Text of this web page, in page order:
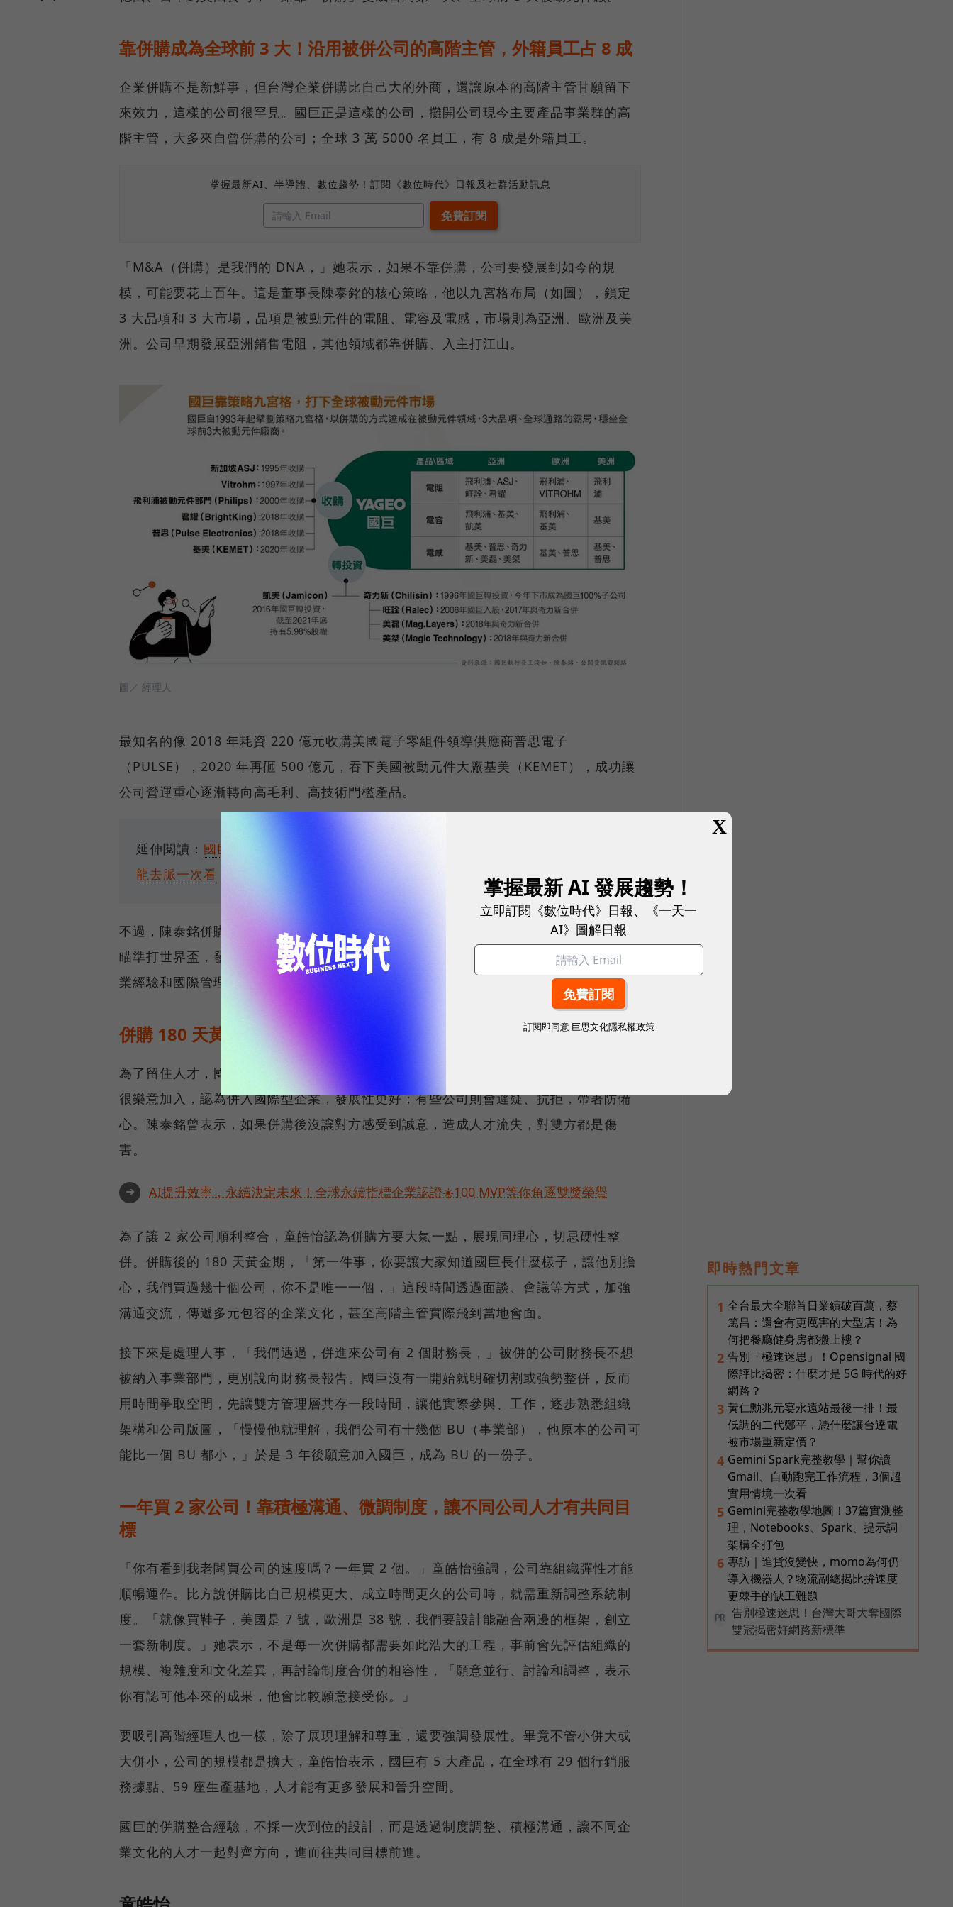
靠併購成為全球前 3 大！沿用被併公司的高階主管，外籍員工占 8 成
企業併購不是新鮮事，但台灣企業併購比自己大的外商，還讓原本的高階主管甘願留下
來效力，這樣的公司很罕見。國巨正是這樣的公司，攤開公司現今主要產品事業群的高
階主管，大多來自曾併購的公司；全球 3 萬 5000 名員工，有 8 成是外籍員工。
掌握最新AI、半導體、數位趨勢！訂閱《數位時代》日報及社群活動訊息
「M&A（併購）是我們的 DNA，」她表示，如果不靠併購，公司要發展到如今的規
模，可能要花上百年。這是董事長陳泰銘的核心策略，他以九宮格布局（如圖），鎖定
3 大品項和 3 大市場，品項是被動元件的電阻、電容及電感，市場則為亞洲、歐洲及美
洲。公司早期發展亞洲銷售電阻，其他領域都靠併購、入主打江山。
圖／ 經理人
最知名的像 2018 年耗資 220 億元收購美國電子零組件領導供應商普思電子
（PULSE），2020 年再砸 500 億元，吞下美國被動元件大廠基美（KEMET），成功讓
公司營運重心逐漸轉向高毛利、高技術門檻產品。
延伸閱讀： 國巨收購日廠芝浦遭半路搶親！董座陳泰銘喊話「關鍵技術留日」，來
龍去脈一次看
不過，陳泰銘併購不只看市場、技術和產品，還包含高階經理人才。這是因為，當公司
瞄準打世界盃，發展成全球企業，與其從本土慢慢培養人才，透過併購更快納入具備產
業經驗和國際管理的高階經理人。
併購 180 天黃金期，展現同理、加強溝通，化解對方疑慮
為了留住人才，國巨費了很大功夫。併購的狀況千百種，要面對的人也不同。有些公司
很樂意加入，認為併入國際型企業，發展性更好；有些公司則會遲疑、抗拒，帶著防備
心。陳泰銘曾表示，如果併購後沒讓對方感受到誠意，造成人才流失，對雙方都是傷
害。
➜ AI提升效率，永續決定未來！全球永續指標企業認證☀️100 MVP等你角逐雙獎榮譽
為了讓 2 家公司順利整合，童皓怡認為併購方要大氣一點，展現同理心，切忌硬性整
併。併購後的 180 天黃金期，「第一件事，你要讓大家知道國巨長什麼樣子，讓他別擔
心，我們買過幾十個公司，你不是唯一一個，」這段時間透過面談、會議等方式，加強
溝通交流，傳遞多元包容的企業文化，甚至高階主管實際飛到當地會面。
接下來是處理人事，「我們遇過，併進來公司有 2 個財務長，」被併的公司財務長不想
被納入事業部門，更別說向財務長報告。國巨沒有一開始就明確切割或強勢整併，反而
用時間爭取空間，先讓雙方管理層共存一段時間，讓他實際參與、工作，逐步熟悉組織
架構和公司版圖，「慢慢他就理解，我們公司有十幾個 BU（事業部），他原本的公司可
能比一個 BU 都小，」於是 3 年後願意加入國巨，成為 BU 的一份子。
一年買 2 家公司！靠積極溝通、微調制度，讓不同公司人才有共同目
標
「你有看到我老闆買公司的速度嗎？一年買 2 個。」童皓怡強調，公司靠組織彈性才能
順暢運作。比方說併購比自己規模更大、成立時間更久的公司時，就需重新調整系統制
度。「就像買鞋子，美國是 7 號，歐洲是 38 號，我們要設計能融合兩邊的框架，創立
一套新制度。」她表示，不是每一次併購都需要如此浩大的工程，事前會先評估組織的
規模、複雜度和文化差異，再討論制度合併的相容性，「願意並行、討論和調整，表示
你有認可他本來的成果，他會比較願意接受你。」
要吸引高階經理人也一樣，除了展現理解和尊重，還要強調發展性。畢竟不管小併大或
大併小，公司的規模都是擴大，童皓怡表示，國巨有 5 大產品，在全球有 29 個行銷服
務據點、59 座生產基地，人才能有更多發展和晉升空間。
國巨的併購整合經驗，不採一次到位的設計，而是透過制度調整、積極溝通，讓不同企
業文化的人才一起對齊方向，進而往共同目標前進。
即時熱門文章
1 全台最大全聯首日業績破百萬，蔡
篤昌：還會有更厲害的大型店！為
何把餐廳健身房都搬上樓？
2 告別「極速迷思」！Opensignal 國
際評比揭密：什麼才是 5G 時代的好
網路？
3 黃仁勳兆元宴永遠站最後一排！最
低調的二代鄭平，憑什麼讓台達電
被市場重新定價？
4 Gemini Spark完整教學｜幫你讀
Gmail、自動跑完工作流程，3個超
實用情境一次看
5 Gemini完整教學地圖！37篇實測整
理，Notebooks、Spark、提示詞
架構全打包
6 專訪｜進貨沒變快，momo為何仍
導入機器人？物流副總揭比拚速度
更棘手的缺工難題
PR
告別極速迷思！台灣大哥大奪國際
雙冠揭密好網路新標準
X
掌握最新 AI 發展趨勢！
立即訂閱《數位時代》日報、《一天一
AI》圖解日報
訂閱即同意 巨思文化隱私權政策